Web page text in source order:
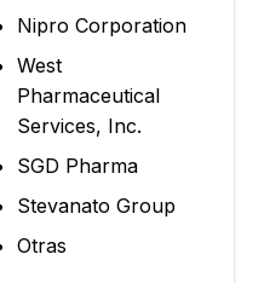
Nipro Corporation
West
Pharmaceutical
Services, Inc.
SGD Pharma
Stevanato Group
Otras